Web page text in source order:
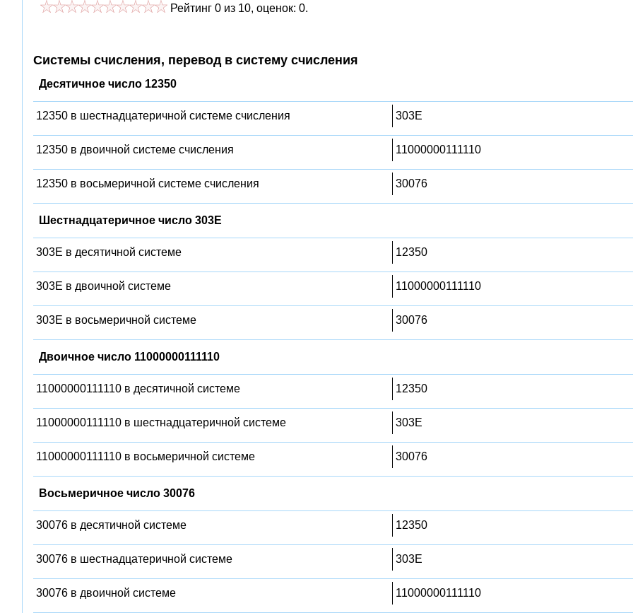
Рейтинг 0 из 10, оценок: 0.
Системы счисления, перевод в систему счисления
Десятичное число 12350
12350 в шестнадцатеричной системе счисления 303E
12350 в двоичной системе счисления 11000000111110
12350 в восьмеричной системе счисления 30076
Шестнадцатеричное число 303E
303E в десятичной системе 12350
303E в двоичной системе 11000000111110
303E в восьмеричной системе 30076
Двоичное число 11000000111110
11000000111110 в десятичной системе 12350
11000000111110 в шестнадцатеричной системе 303E
11000000111110 в восьмеричной системе 30076
Восьмеричное число 30076
30076 в десятичной системе 12350
30076 в шестнадцатеричной системе 303E
30076 в двоичной системе 11000000111110